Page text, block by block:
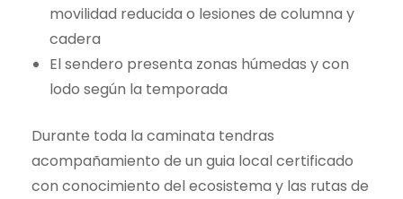
movilidad reducida o lesiones de columna y
cadera
El sendero presenta zonas húmedas y con
lodo según la temporada
Durante toda la caminata tendras
acompañamiento de un guia local certificado
con conocimiento del ecosistema y las rutas de